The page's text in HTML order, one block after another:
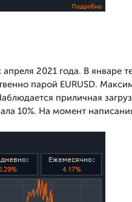
апреля 2021 года. В январе
парой EURUSD.
приличная
10%. На момент